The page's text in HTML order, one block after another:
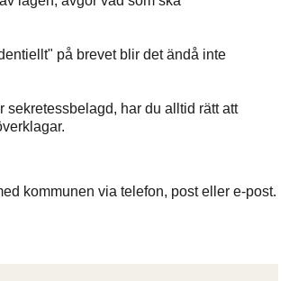
på brevet blir det ändå inte
har du alltid rätt att
kommunen via telefon, post eller e-post.